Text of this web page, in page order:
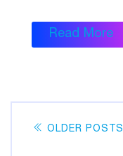
Read More
OLDER POSTS